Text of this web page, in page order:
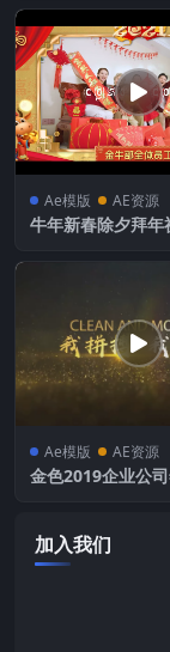
Ae模版 AE资源
牛年新春除夕拜年
Ae模版 AE资源
金色2019企业公
加入我们